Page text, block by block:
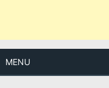
MENU